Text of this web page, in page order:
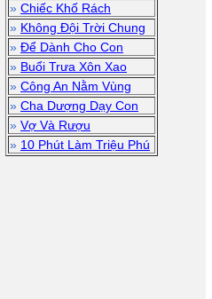
» Chiếc Khố Rách
» Không Đội Trời Chung
» Để Dành Cho Con
» Buổi Trưa Xôn Xao
» Công An Nằm Vùng
» Cha Dượng Dạy Con
» Vợ Và Rượu
» 10 Phút Làm Triệu Phú